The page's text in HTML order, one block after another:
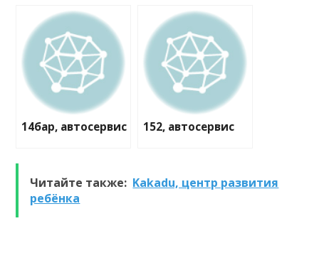
14бар, автосервис 152, автосервис
Читайте также: Kakadu, центр развития
ребёнка